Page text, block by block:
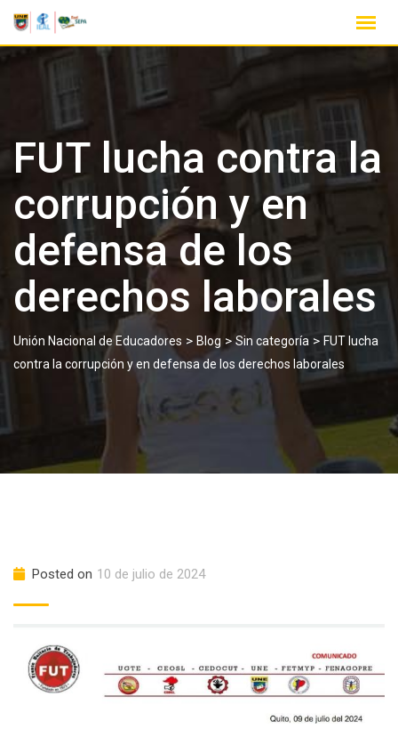
FUT lucha contra la
corrupción y en
defensa de los
derechos laborales
Unión Nacional de Educadores > Blog >Sin categoría > FUT lucha
contra la corrupción y en defensa de los derechos laborales
Posted on 10 de julio de 2024